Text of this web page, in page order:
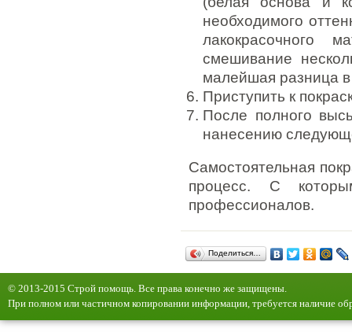
необходимого
лакокрасочного
смешивание
малейшая разница в
Приступить к
После полного
нанесению
Самостоятельная
процесс. С
профессионалов.
Поделиться…
© 2013-2015 Строй помощь. Все права конечно же защищены.
При полном или частичном копировании информации, требуется наличие